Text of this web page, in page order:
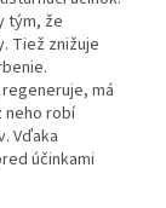
tým, že
Tiež znižuje
má
neho robí
Vďaka
účinkami